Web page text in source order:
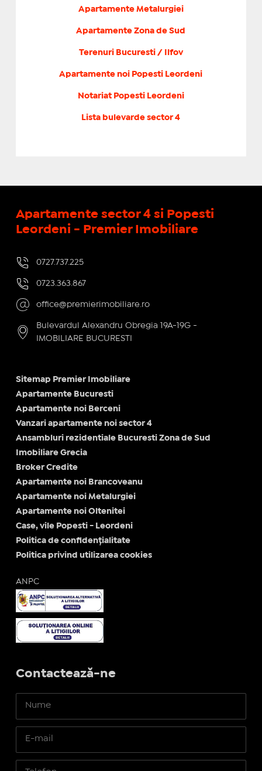
Apartamente Metalurgiei
Apartamente Zona de Sud
Terenuri Bucuresti / Ilfov
Apartamente noi Popesti Leordeni
Notariat Popesti Leordeni
Lista bulevarde sector 4
Apartamente sector 4 si Popesti
Leordeni - Premier Imobiliare
0727.737.225
0723.363.867
office@premierimobiliare.ro
Bulevardul Alexandru Obregia 19A-19G -
IMOBILIARE BUCURESTI
Sitemap Premier Imobiliare
Apartamente Bucuresti
Apartamente noi Berceni
Vanzari apartamente noi sector 4
Ansambluri rezidentiale Bucuresti Zona de Sud
Imobiliare Grecia
Broker Credite
Apartamente noi Brancoveanu
Apartamente noi Metalurgiei
Apartamente noi Oltenitei
Case, vile Popesti - Leordeni
Politica de confidențialitate
Politica privind utilizarea cookies
ANPC
Contactează-ne